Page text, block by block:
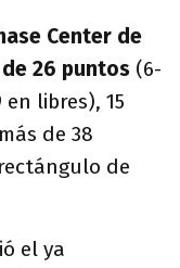
Center de
26 puntos (6-
libres), 15
de 38
de
el ya